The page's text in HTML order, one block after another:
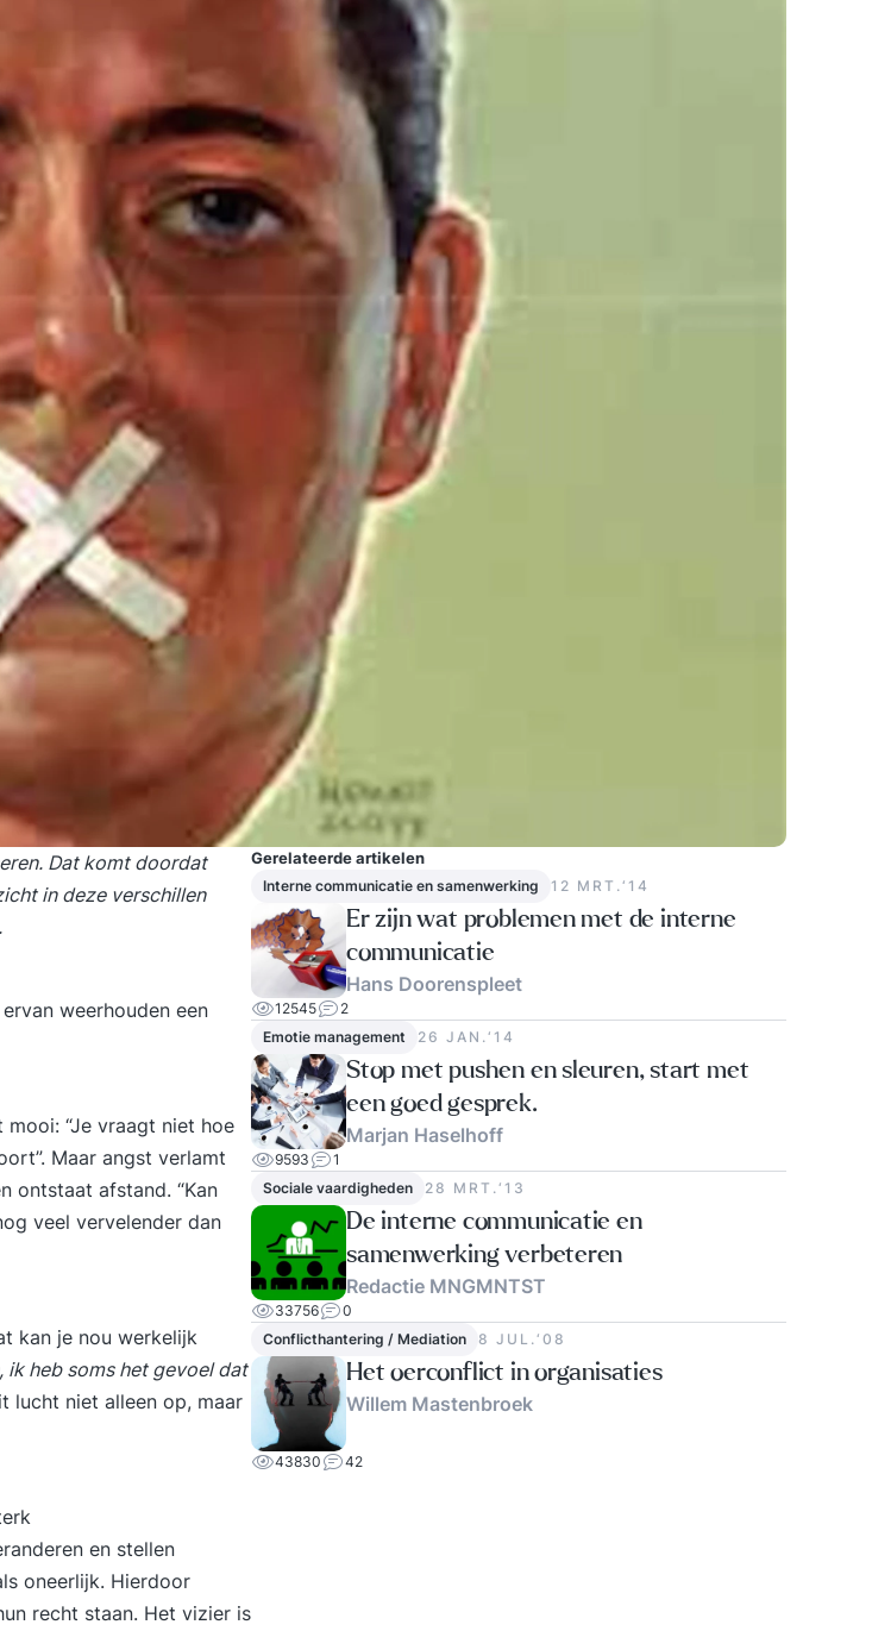
Dat komt doordat
in deze verschillen
weerhouden een
“Je vraagt niet hoe
Maar angst verlamt
ontstaat afstand. “Kan
veel vervelender dan
kan je nou werkelijk
ik heb soms het gevoel dat
lucht niet alleen op, maar
en stellen
oneerlijk. Hierdoor
recht staan. Het vizier is
Gerelateerde artikelen
Interne communicatie en samenwerking 12 MRT.‘14
Er zijn wat problemen met de interne
communicatie
Hans Doorenspleet
12545
2
Emotie management
26 JAN.‘14
Stop met pushen en sleuren, start met
een goed gesprek.
Marjan Haselhoff
9593
1
Sociale vaardigheden
28 MRT.‘13
De interne communicatie en
samenwerking verbeteren
Redactie MNGMNTST
33756
0
Conflicthantering / Mediation
8 JUL.‘08
Het oerconflict in organisaties
Willem Mastenbroek
43830 42